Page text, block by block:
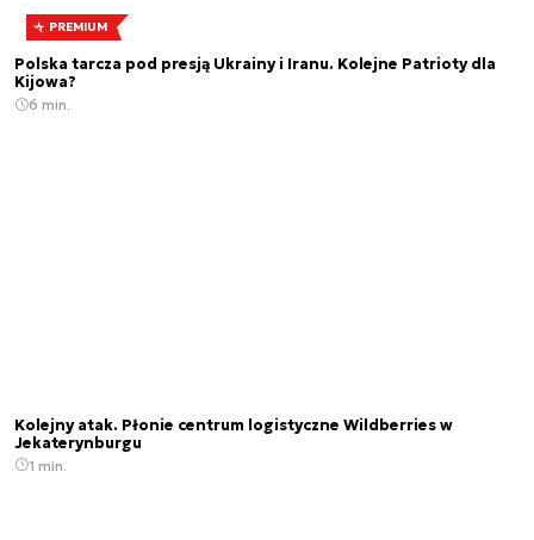
PREMIUM
Polska tarcza pod presją Ukrainy i Iranu. Kolejne Patrioty dla
Kijowa?
6 min.
Kolejny atak. Płonie centrum logistyczne Wildberries w
Jekaterynburgu
1 min.